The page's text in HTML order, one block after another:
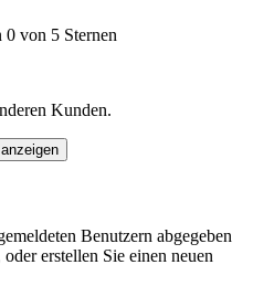
von 5 Sternen
Kunden.
Benutzern abgegeben
erstellen Sie einen neuen